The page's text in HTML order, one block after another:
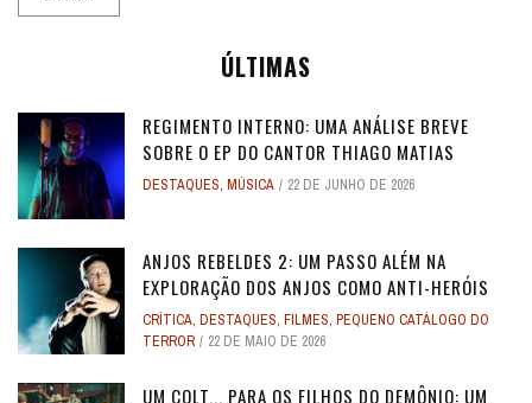
ÚLTIMAS
REGIMENTO INTERNO: UMA ANÁLISE BREVE
SOBRE O EP DO CANTOR THIAGO MATIAS
DESTAQUES, MÚSICA 22 DE JUNHO DE 2026
ANJOS REBELDES 2: UM PASSO ALÉM NA
EXPLORAÇÃO DOS ANJOS COMO ANTI-HERÓIS
CRÍTICA, DESTAQUES, FILMES, PEQUENO CATÁLOGO DO
TERROR
22 DE MAIO DE 2026
UM COLT... PARA OS FILHOS DO DEMÔNIO: UM